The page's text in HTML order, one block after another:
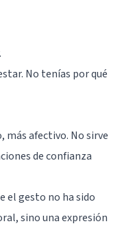
No tenías por qué
más afectivo. No sirve
de confianza
el gesto no ha sido
sino una expresión